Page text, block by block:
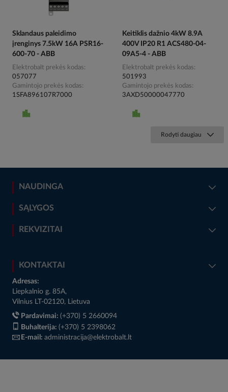
Sklandaus paleidimo
įrenginys 7.5kW 16A PSR16-
600-70 - ABB
Elektrobalt prekės kodas
057077
Gamintojo prekės kodas
1SFA896107R7000
Keitiklis dažnio 4kW 8.9A
400V IP20 R1 ACS480-04-
09A5-4 - ABB
Elektrobalt prekės kodas
501993
Gamintojo prekės kodas
3AXD50000047770
Rodyti daugiau
NAUDINGA
SĄLYGOS
REKVIZITAI
KONTAKTAI
Adresas:
Liepkalnio g. 85A,
Vilnius LT-02120, Lietuva
Pardavimai: (+370) 5 2660094
Buhalterija: (+370) 5 2398062
E-mail: administracija@elektrobalt.lt